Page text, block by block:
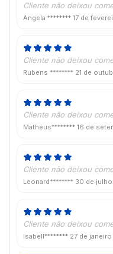
Cliente não deixou
Angela ******** 17 de
Cliente não deixou
Rubens ******** 21 de
Cliente não deixou
Matheus******** 16 de
Cliente não deixou
Leonard******** 30 de
Cliente não deixou
Isabell******** 27 de